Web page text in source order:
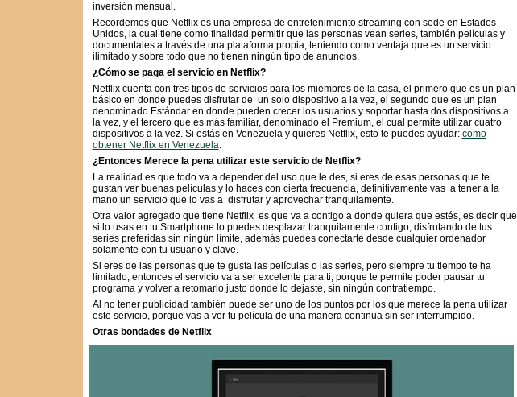
inversión mensual.
Recordemos que Netflix es una empresa de entretenimiento streaming con sede en Estados
Unidos, la cual tiene como finalidad permitir que las personas vean series, también películas y
documentales a través de una plataforma propia, teniendo como ventaja que es un servicio
ilimitado y sobre todo que no tienen ningún tipo de anuncios.
¿Cómo se paga el servicio en Netflix?
Netflix cuenta con tres tipos de servicios para los miembros de la casa, el primero que es un plan
básico en donde puedes disfrutar de un solo dispositivo a la vez, el segundo que es un plan
denominado Estándar en donde pueden crecer los usuarios y soportar hasta dos dispositivos a
la vez, y el tercero que es más familiar, denominado el Premium, el cual permite utilizar cuatro
dispositivos a la vez. Si estás en Venezuela y quieres Netflix, esto te puedes ayudar: como
obtener Netflix en Venezuela.
¿Entonces Merece la pena utilizar este servicio de Netflix?
La realidad es que todo va a depender del uso que le des, si eres de esas personas que te
gustan ver buenas películas y lo haces con cierta frecuencia, definitivamente vas a tener a la
mano un servicio que lo vas a disfrutar y aprovechar tranquilamente.
Otra valor agregado que tiene Netflix es que va a contigo a donde quiera que estés, es decir que
si lo usas en tu Smartphone lo puedes desplazar tranquilamente contigo, disfrutando de tus
series preferidas sin ningún límite, además puedes conectarte desde cualquier ordenador
solamente con tu usuario y clave.
Si eres de las personas que te gusta las películas o las series, pero siempre tu tiempo te ha
limitado, entonces el servicio va a ser excelente para ti, porque te permite poder pausar tu
programa y volver a retomarlo justo donde lo dejaste, sin ningún contratiempo.
Al no tener publicidad también puede ser uno de los puntos por los que merece la pena utilizar
este servicio, porque vas a ver tu película de una manera continua sin ser interrumpido.
Otras bondades de Netflix